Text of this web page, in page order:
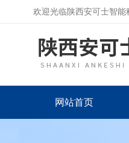
欢迎光临陕西安可士智能
网站首页